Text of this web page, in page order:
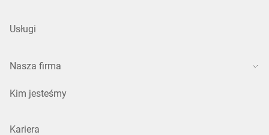
Usługi
Nasza firma
Kim jesteśmy
Kariera